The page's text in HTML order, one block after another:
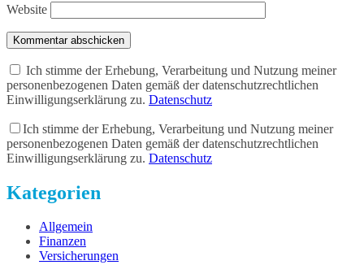
Website
Kommentar abschicken
Ich stimme der Erhebung, Verarbeitung und Nutzung meiner
personenbezogenen Daten gemäß der datenschutzrechtlichen
Einwilligungserklärung zu. Datenschutz
Ich stimme der Erhebung, Verarbeitung und Nutzung meiner
personenbezogenen Daten gemäß der datenschutzrechtlichen
Einwilligungserklärung zu. Datenschutz
Kategorien
Allgemein
Finanzen
Versicherungen